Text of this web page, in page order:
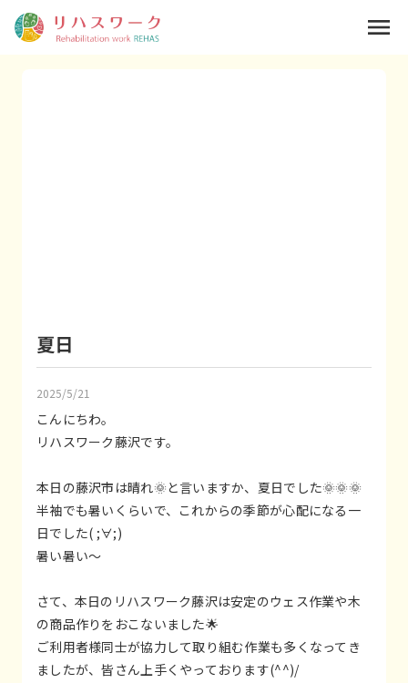
夏日
2025/5/21
こんにちわ。
リハスワーク藤沢です。
本日の藤沢市は晴れ🌞と言いますか、夏日でした🌞🌞🌞
半袖でも暑いくらいで、これからの季節が心配になる一
日でした( ;∀;)
暑い暑い～
さて、本日のリハスワーク藤沢は安定のウェス作業や木
の商品作りをおこないました🌟
ご利用者様同士が協力して取り組む作業も多くなってき
ましたが、皆さん上手くやっております(^^)/
menu